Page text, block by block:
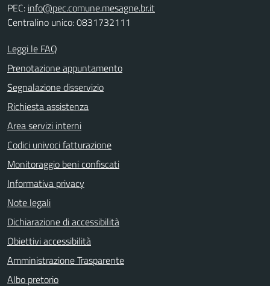
PEC: info@pec.comune.mesagne.br.it
Centralino unico: 0831732111
Leggi le FAQ
Prenotazione appuntamento
Segnalazione disservizio
Richiesta assistenza
Area servizi interni
Codici univoci fatturazione
Monitoraggio beni confiscati
Informativa privacy
Note legali
Dichiarazione di accessibilità
Obiettivi accessibilità
Amministrazione Trasparente
Albo pretorio